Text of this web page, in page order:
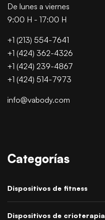
De lunes a viernes
9:00 H - 17:00 H
+1 (213) 554-7641
+1 (424) 362-4326
+1 (424) 239-4867
+1 (424) 514-7973
info@vabody.com
Categorías
Dispositivos de fitness
Dispositivos de crioterapia